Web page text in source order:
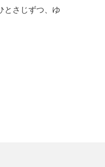
とさじずつ、ゆ